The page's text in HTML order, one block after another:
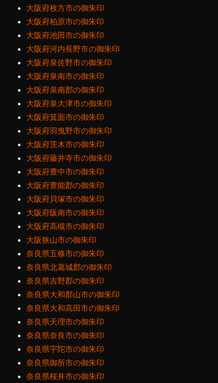
大阪府枚方市の御朱印
大阪府柏原市の御朱印
大阪府池田市の御朱印
大阪府河内長野市の御朱印
大阪府泉佐野市の御朱印
大阪府泉南市の御朱印
大阪府泉南郡の御朱印
大阪府泉大津市の御朱印
大阪府箕面市の御朱印
大阪府羽曳野市の御朱印
大阪府茨木市の御朱印
大阪府藤井寺市の御朱印
大阪府豊中市の御朱印
大阪府豊能郡の御朱印
大阪府貝塚市の御朱印
大阪府阪南市の御朱印
大阪府高槻市の御朱印
大阪狭山市の御朱印
奈良県五條市の御朱印
奈良県北葛城郡の御朱印
奈良県吉野郡の御朱印
奈良県大和郡山市の御朱印
奈良県大和高田市の御朱印
奈良県天理市の御朱印
奈良県奈良市の御朱印
奈良県宇陀市の御朱印
奈良県御所市の御朱印
奈良県桜井市の御朱印